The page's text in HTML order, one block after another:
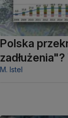
Polska
M. Istel